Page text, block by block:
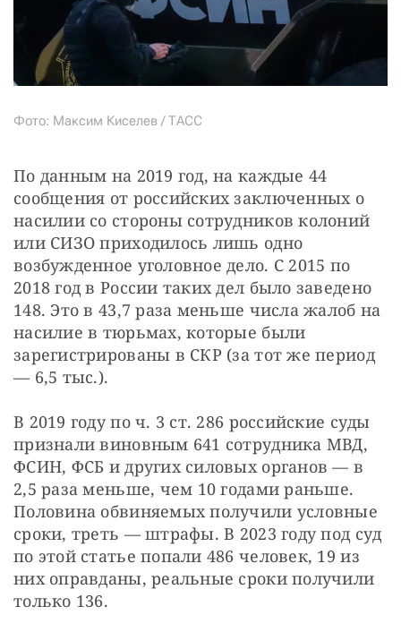
Фото: Максим Киселев / ТАСС
По данным на 2019 год, на каждые 44
сообщения от российских заключенных о
насилии со стороны сотрудников колоний
или СИЗО приходилось лишь одно
возбужденное уголовное дело. С 2015 по
2018 год в России таких дел было заведено
148. Это в 43,7 раза меньше числа жалоб на
насилие в тюрьмах, которые были
зарегистрированы в СКР (за тот же период
— 6,5 тыс.).
В 2019 году по ч. 3 ст. 286 российские суды
признали виновным 641 сотрудника МВД,
ФСИН, ФСБ и других силовых органов — в
2,5 раза меньше, чем 10 годами раньше.
Половина обвиняемых получили условные
сроки, треть — штрафы. В 2023 году под суд
по этой статье попали 486 человек, 19 из
них оправданы, реальные сроки получили
только 136.